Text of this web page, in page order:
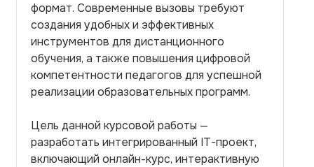
формат. Современные вызовы требуют
создания удобных и эффективных
инструментов для дистанционного
обучения, а также повышения цифровой
компетентности педагогов для успешной
реализации образовательных программ.
Цель данной курсовой работы —
разработать интегрированный IT-проект,
включающий онлайн-курс, интерактивную